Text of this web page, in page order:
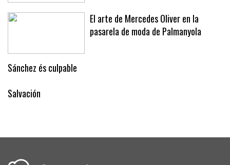
El arte de Mercedes Oliver en la
pasarela de moda de Palmanyola
Sánchez és culpable
Salvación